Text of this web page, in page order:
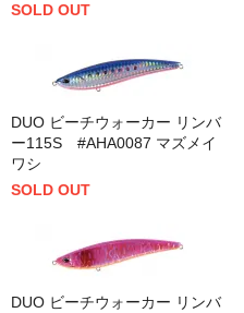
SOLD OUT
DUO ビーチウォーカー リンバ
ー115S #AHA0087 マズメイ
ワシ
SOLD OUT
DUO ビーチウォーカー リンバ